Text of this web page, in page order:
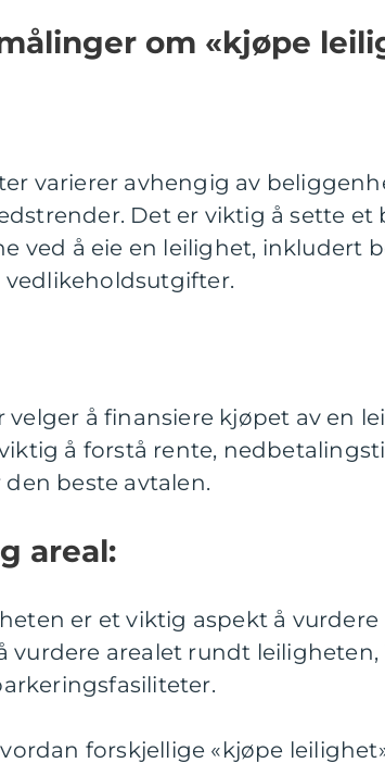
om «kjøpe
varierer avhengig av
Det er viktig å sette et
ved å eie en leilighet, inkludert
velger å finansiere kjøpet av en
å forstå rente,
beste avtalen.
areal:
er et viktig aspekt å
vurdere arealet rundt
forskjellige «kjøpe